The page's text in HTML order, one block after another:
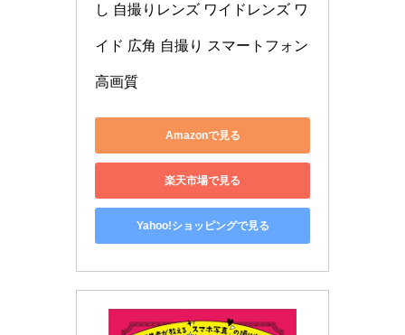
し 自撮りレンズ ワイドレンズ ワ
イド 広角 自撮り スマートフォン
高画質
Amazonで見る
楽天市場で見る
Yahoo!ショッピングで見る